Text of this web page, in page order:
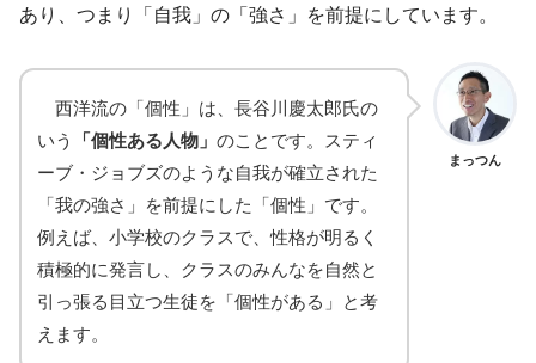
あり、つまり「自我」の「強さ」を前提にしています。
まっつん
西洋流の「個性」は、長谷川慶太郎氏の
いう
「個性ある人物」 のことです。スティ
ーブ・ジョブズのような自我が確立された
「我の強さ」を前提にした「個性」です。
例えば、小学校のクラスで、性格が明るく
積極的に発言し、クラスのみんなを自然と
引っ張る目立つ生徒を「個性がある」と考
えます。